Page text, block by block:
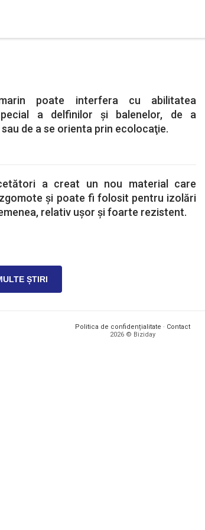
poate interfera cu abilitatea
a delfinilor și balenelor, de a
de a se orienta prin ecolocaţie.
a creat un nou material care
și poate fi folosit pentru izolări
relativ ușor și foarte rezistent.
ȘTIRI
Politica de confidențialitate · Contact
2026 © Biziday